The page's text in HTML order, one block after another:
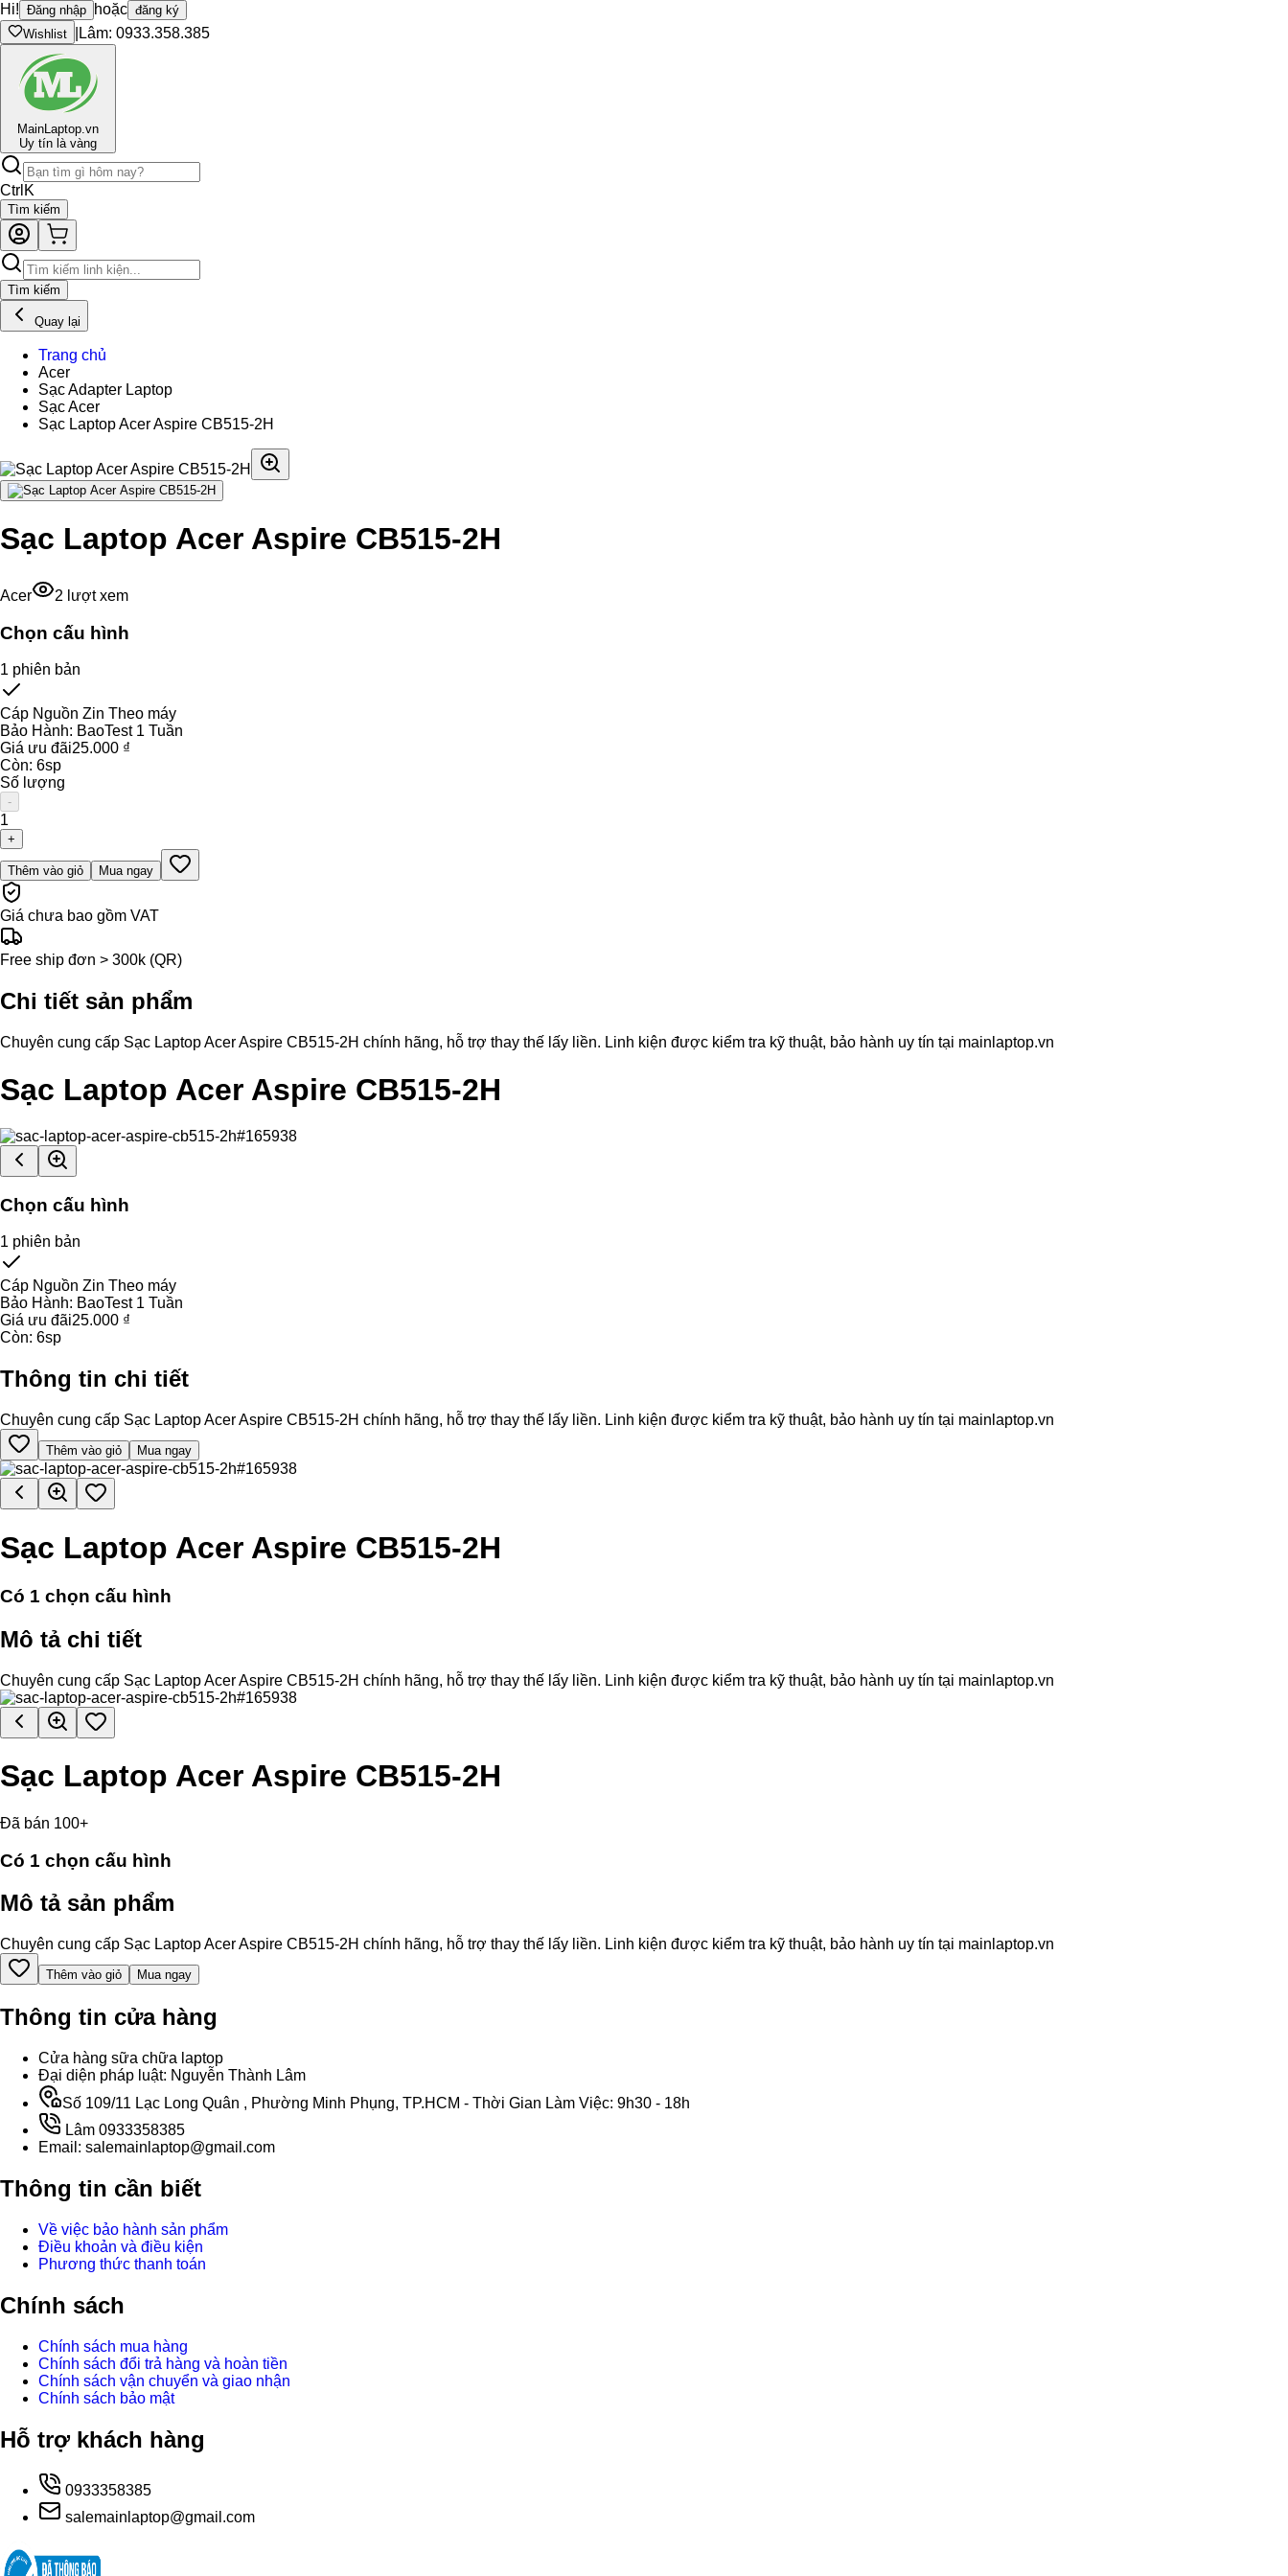
Hi! Đăng nhập hoặc đăng ký
Wishlist
Lâm: 0933.358.385
MainLaptop.vn
Uy tín là vàng
Ctrl K
Tìm kiếm
Tìm kiếm
Quay lại
Trang chủ
Acer
Sạc Adapter Laptop
Sạc Acer
Sạc Laptop Acer Aspire CB515-2H
Sạc Laptop Acer Aspire CB515-2H
Acer 2 lượt xem
Chọn cấu hình
1 phiên bản
Cáp Nguồn Zin Theo máy
Bảo Hành: BaoTest 1 Tuần
Giá ưu đãi25.000 ₫
Còn: 6sp
Số lượng
-
1
+
Thêm vào giỏ Mua ngay
Giá chưa bao gồm VAT
Free ship đơn > 300k (QR)
Chi tiết sản phẩm
Chuyên cung cấp Sạc Laptop Acer Aspire CB515-2H chính hãng, hỗ trợ thay thế lấy liền. Linh kiện được kiểm tra kỹ thuật, bảo hành uy tín tại mainlaptop.vn
Sạc Laptop Acer Aspire CB515-2H
Chọn cấu hình
1 phiên bản
Cáp Nguồn Zin Theo máy
Bảo Hành: BaoTest 1 Tuần
Giá ưu đãi25.000 ₫
Còn: 6sp
Thông tin chi tiết
Chuyên cung cấp Sạc Laptop Acer Aspire CB515-2H chính hãng, hỗ trợ thay thế lấy liền. Linh kiện được kiểm tra kỹ thuật, bảo hành uy tín tại mainlaptop.vn
Thêm vào giỏ Mua ngay
Sạc Laptop Acer Aspire CB515-2H
Có 1 chọn cấu hình
Mô tả chi tiết
Chuyên cung cấp Sạc Laptop Acer Aspire CB515-2H chính hãng, hỗ trợ thay thế lấy liền. Linh kiện được kiểm tra kỹ thuật, bảo hành uy tín tại mainlaptop.vn
Sạc Laptop Acer Aspire CB515-2H
Đã bán 100+
Có 1 chọn cấu hình
Mô tả sản phẩm
Chuyên cung cấp Sạc Laptop Acer Aspire CB515-2H chính hãng, hỗ trợ thay thế lấy liền. Linh kiện được kiểm tra kỹ thuật, bảo hành uy tín tại mainlaptop.vn
Thêm vào giỏ Mua ngay
Thông tin cửa hàng
Cửa hàng sữa chữa laptop
Đại diện pháp luật: Nguyễn Thành Lâm
Số 109/11 Lạc Long Quân , Phường Minh Phụng, TP.HCM - Thời Gian Làm Việc: 9h30 - 18h
Lâm 0933358385
Email: salemainlaptop@gmail.com
Thông tin cần biết
Về việc bảo hành sản phẩm
Điều khoản và điều kiện
Phương thức thanh toán
Chính sách
Chính sách mua hàng
Chính sách đổi trả hàng và hoàn tiền
Chính sách vận chuyển và giao nhận
Chính sách bảo mật
Hỗ trợ khách hàng
0933358385
salemainlaptop@gmail.com